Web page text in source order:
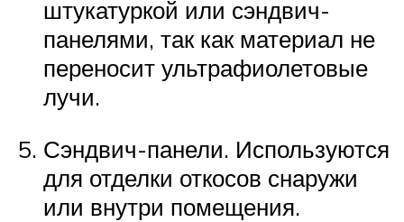
штукатуркой или сэндвич-
панелями, так как материал не
переносит ультрафиолетовые
лучи.
Сэндвич-панели. Используются
для отделки откосов снаружи
или внутри помещения.